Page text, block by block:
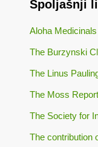
Spoljašnji
Aloha Medicinals
The Burzynski
The Linus
The Moss
The Society for
The contribution